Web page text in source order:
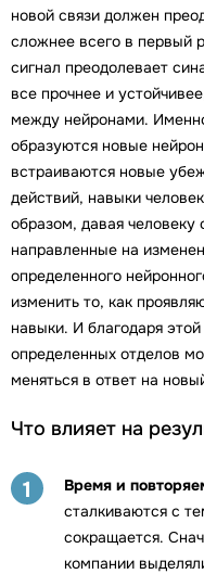
новой связи должен
сложнее всего в первый
сигнал преодолевает
все прочнее и
между нейронами.
образуются новые
встраиваются новые
действий, навыки
образом, давая
направленные на
определенного
изменить то, как
навыки. И благодаря
определенных отделов
меняться в ответ на
Что влияет на
1 Время и
сталкиваются с
сокращается.
компании